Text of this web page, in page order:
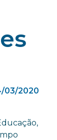
03/2020